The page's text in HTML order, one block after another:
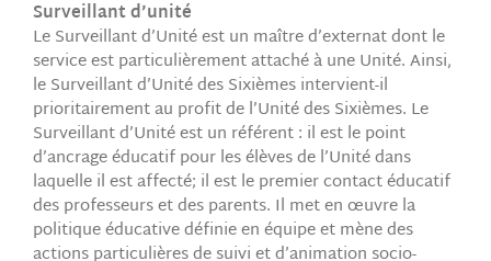
Surveillant d’unité
Le Surveillant d’Unité est un maître d’externat dont le
service est particulièrement attaché à une Unité. Ainsi,
le Surveillant d’Unité des Sixièmes intervient-il
prioritairement au profit de l’Unité des Sixièmes. Le
Surveillant d’Unité est un référent : il est le point
d’ancrage éducatif pour les élèves de l’Unité dans
laquelle il est affecté; il est le premier contact éducatif
des professeurs et des parents. Il met en œuvre la
politique éducative définie en équipe et mène des
actions particulières de suivi et d’animation socio-